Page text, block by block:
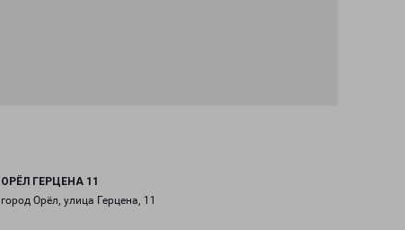
ОРЁЛ ГЕРЦЕНА 11
город Орёл, улица Герцена, 11